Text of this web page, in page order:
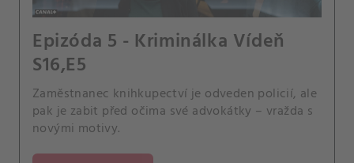
Epizóda 5 - Kriminálka Vídeň
S16,E5
Zaměstnanec knihkupectví je odveden policií, ale
pak je zabit před očima své advokátky – vražda s
novými motivy.